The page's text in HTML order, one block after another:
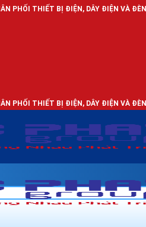
DÂY ĐIỆN VÀ ĐÈN LED CHIẾU SÁNG
DÂY ĐIỆN VÀ ĐÈN LED CHIẾU SÁNG